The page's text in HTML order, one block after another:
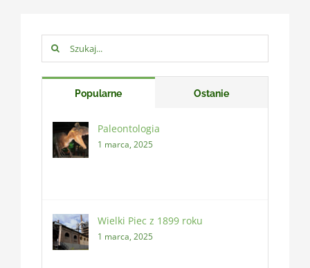
Szukaj:
Popularne Ostanie
Paleontologia
1 marca, 2025
Wielki Piec z 1899 roku
1 marca, 2025